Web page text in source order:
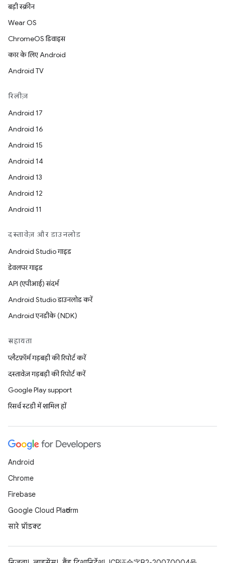
बड़ी स्क्रीन
Wear OS
ChromeOS डिवाइस
कार के लिए Android
Android TV
रिलीज़
Android 17
Android 16
Android 15
Android 14
Android 13
Android 12
Android 11
दस्तावेज़ और डाउनलोड
Android Studio गाइड
डेवलपर गाइड
API (एपीआई) संदर्भ
Android Studio डाउनलोड करें
Android एनडीके (NDK)
सहायता
प्लैटफ़ॉर्म गड़बड़ी की रिपोर्ट करें
दस्तावेज़ गड़बड़ी की रिपोर्ट करें
Google Play support
रिसर्च स्टडी में शामिल हों
Android
Chrome
Firebase
Google Cloud Platform
सारे प्रॉडक्ट